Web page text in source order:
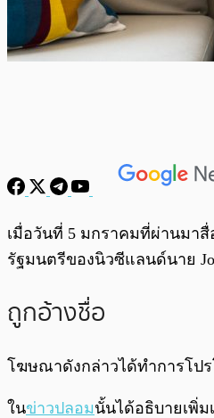
พร้อมเล่น
เมื่อวันที่ 5 มกราคมที่ผ่านมา
รัฐมนตรีของนิวซีแลนด์นาย
ถูกอ้างชื่อ
โฆษณาดังกล่าวได้ทำการโป
ในข่าวปลอมนั้นได้อธิบายเพิ่ม